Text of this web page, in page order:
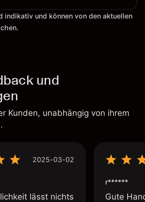
indikativ und können von den aktuellen
und
Kunden, unabhängig von ihrem
2025-03-02
lässt nichts
r******
Gute